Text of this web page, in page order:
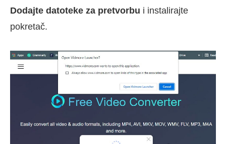
Dodajte datoteke za pretvorbu i instalirajte
pokretač.